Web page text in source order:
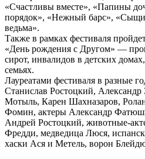
«Счастливы вместе», «Папины
порядок», «Нежный барс»,
ведьма».
Также в рамках фестиваля
«День рождения с Другом» —
сирот, инвалидов в детских
семьях.
Лауреатами фестиваля в разные
Станислав Ростоцкий,
Мотыль, Карен Шахназаров,
Фомин, актеры Александр
Андрей Ростоцкий, животные-
Фредди, медведица Люся,
хаски Ася и Метель, ворон